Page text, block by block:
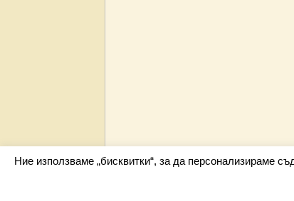
Всички права запазени barometar.net
Ние използваме „бисквитки“, за да персонализираме